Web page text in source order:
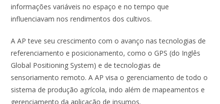
informações variáveis no espaço e no tempo que
influenciavam nos rendimentos dos cultivos.
A AP teve seu crescimento com o avanço nas tecnologias de
referenciamento e posicionamento, como o GPS (do Inglês
Global Positioning System) e de tecnologias de
sensoriamento remoto. A AP visa o gerenciamento de todo o
sistema de produção agrícola, indo além de mapeamentos e
gerenciamento da aplicação de insumos.